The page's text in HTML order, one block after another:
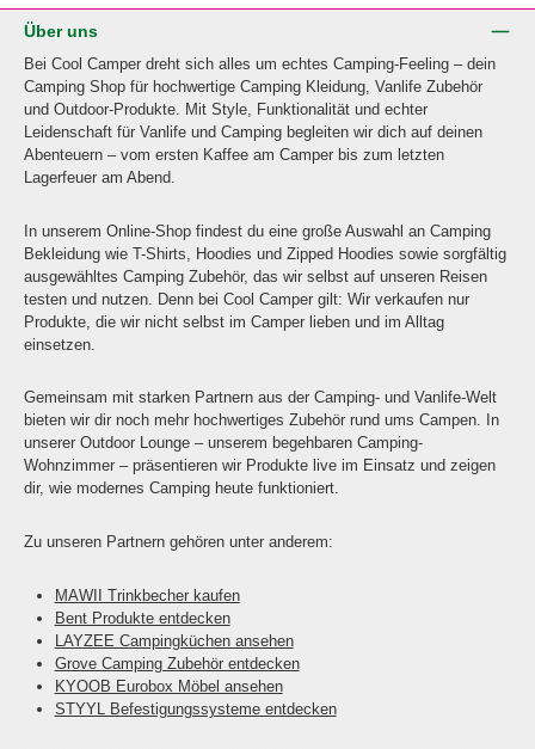
Über uns
Bei Cool Camper dreht sich alles um echtes Camping-Feeling – dein
Camping Shop für hochwertige Camping Kleidung, Vanlife Zubehör
und Outdoor-Produkte. Mit Style, Funktionalität und echter
Leidenschaft für Vanlife und Camping begleiten wir dich auf deinen
Abenteuern – vom ersten Kaffee am Camper bis zum letzten
Lagerfeuer am Abend.
In unserem Online-Shop findest du eine große Auswahl an Camping
Bekleidung wie T-Shirts, Hoodies und Zipped Hoodies sowie sorgfältig
ausgewähltes Camping Zubehör, das wir selbst auf unseren Reisen
testen und nutzen. Denn bei Cool Camper gilt: Wir verkaufen nur
Produkte, die wir nicht selbst im Camper lieben und im Alltag
einsetzen.
Gemeinsam mit starken Partnern aus der Camping- und Vanlife-Welt
bieten wir dir noch mehr hochwertiges Zubehör rund ums Campen. In
unserer Outdoor Lounge – unserem begehbaren Camping-
Wohnzimmer – präsentieren wir Produkte live im Einsatz und zeigen
dir, wie modernes Camping heute funktioniert.
Zu unseren Partnern gehören unter anderem:
MAWII Trinkbecher kaufen
Bent Produkte entdecken
LAYZEE Campingküchen ansehen
Grove Camping Zubehör entdecken
KYOOB Eurobox Möbel ansehen
STYYL Befestigungssysteme entdecken